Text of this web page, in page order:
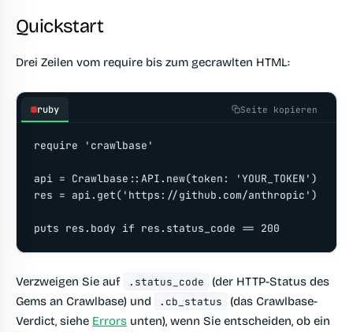
Quickstart
Drei Zeilen vom require bis zum gecrawlten HTML:
ruby Seite kopieren
require 'crawlbase'
api = Crawlbase::API.new(token: 'YOUR_TOKEN')
res = api.get('https://github.com/anthropic')
puts res.body if res.status_code == 200
Verzweigen Sie auf .status_code
(der HTTP-Status des
Gems an Crawlbase) und
.cb_status
(das Crawlbase-
Verdict, siehe Errors unten), wenn Sie entscheiden, ob ein